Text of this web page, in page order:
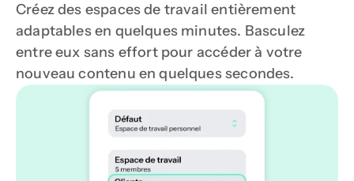
Créez des espaces de travail entièrement
adaptables en quelques minutes. Basculez
entre eux sans effort pour accéder à votre
nouveau contenu en quelques secondes.